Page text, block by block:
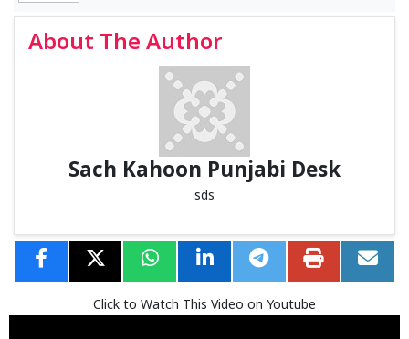
About The Author
Sach Kahoon Punjabi Desk
sds
Click to Watch This Video on Youtube